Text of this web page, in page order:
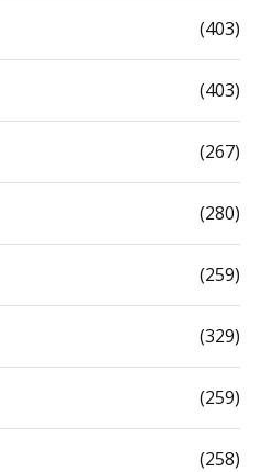
(403)
(403)
(267)
(280)
(259)
(329)
(259)
(258)